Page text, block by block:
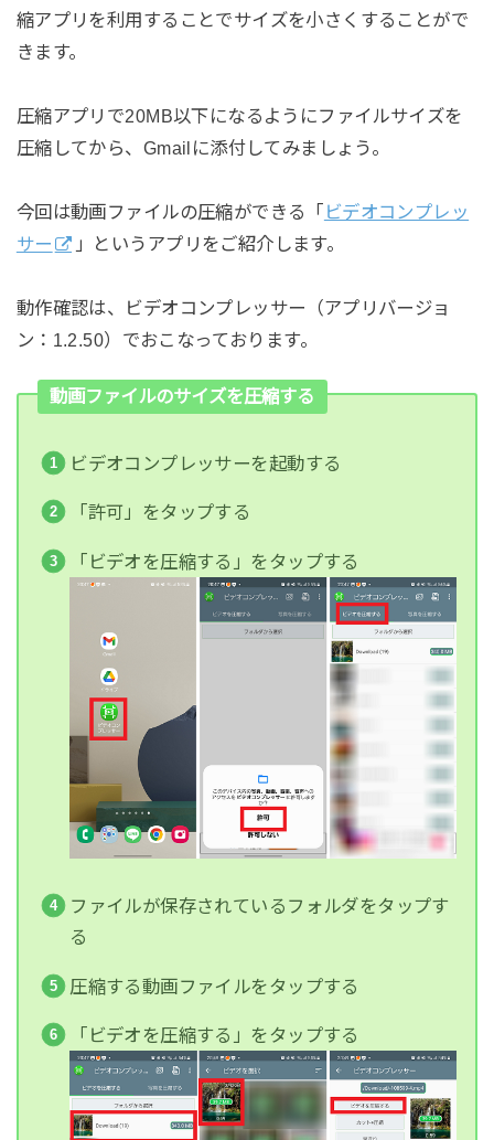
縮アプリを利用することでサイズを小さくすることがで
きます。
圧縮アプリで20MB以下になるようにファイルサイズを
圧縮してから、Gmailに添付してみましょう。
今回は動画ファイルの圧縮ができる「 ビデオコンプレッ
サー
」というアプリをご紹介します。
動作確認は、ビデオコンプレッサー（アプリバージョ
ン：1.2.50）でおこなっております。
動画ファイルのサイズを圧縮する
ビデオコンプレッサーを起動する
「許可」をタップする
「ビデオを圧縮する」をタップする
ファイルが保存されているフォルダをタップす
る
圧縮する動画ファイルをタップする
「ビデオを圧縮する」をタップする